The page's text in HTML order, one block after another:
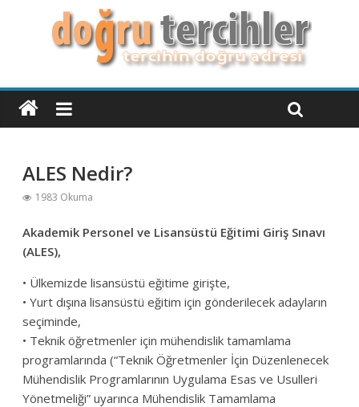
ALES Nedir?
1983 Okuma
Akademik Personel ve Lisansüstü Eğitimi Giriş Sınavı
(ALES),
• Ülkemizde lisansüstü eğitime girişte,
• Yurt dışına lisansüstü eğitim için gönderilecek adayların
seçiminde,
• Teknik öğretmenler için mühendislik tamamlama
programlarında (“Teknik Öğretmenler İçin Düzenlenecek
Mühendislik Programlarının Uygulama Esas ve Usulleri
Yönetmeliği” uyarınca Mühendislik Tamamlama